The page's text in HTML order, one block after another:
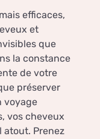
efficaces,
et
que
la constance
de votre
préserver
voyage
vos cheveux
atout. Prenez